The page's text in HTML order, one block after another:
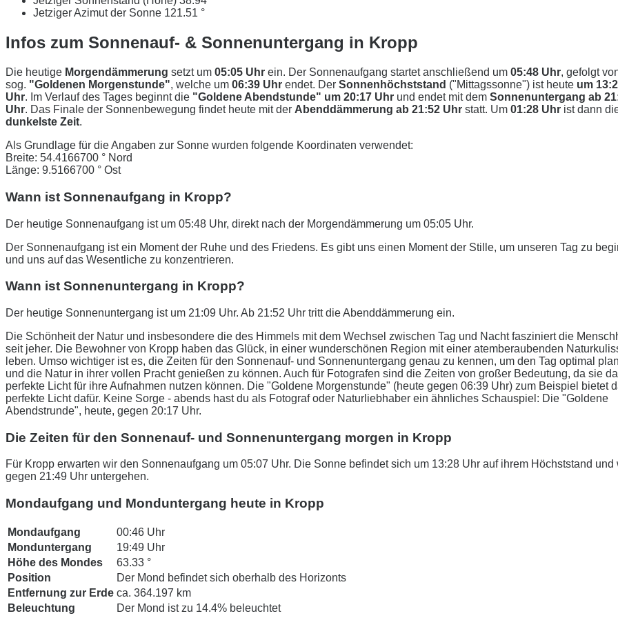
Jetziger Azimut der Sonne 121.51 °
Infos zum Sonnenauf- & Sonnenuntergang in Kropp
Die heutige Morgendämmerung setzt um 05:05 Uhr ein. Der Sonnenaufgang startet anschließend um 05:48 Uhr, gefolgt
sog. "Goldenen Morgenstunde", welche um 06:39 Uhr endet. Der Sonnenhöchststand ("Mittagssonne") ist heute um
Uhr. Im Verlauf des Tages beginnt die "Goldene Abendstunde" um 20:17 Uhr und endet mit dem Sonnenuntergang ab
Uhr. Das Finale der Sonnenbewegung findet heute mit der Abenddämmerung ab 21:52 Uhr statt. Um 01:28 Uhr ist dann
dunkelste Zeit.
Als Grundlage für die Angaben zur Sonne wurden folgende Koordinaten verwendet:
Breite: 54.4166700 ° Nord
Länge: 9.5166700 ° Ost
Wann ist Sonnenaufgang in Kropp?
Der heutige Sonnenaufgang ist um 05:48 Uhr, direkt nach der Morgendämmerung um 05:05 Uhr.
Der Sonnenaufgang ist ein Moment der Ruhe und des Friedens. Es gibt uns einen Moment der Stille, um unseren Tag zu
und uns auf das Wesentliche zu konzentrieren.
Wann ist Sonnenuntergang in Kropp?
Der heutige Sonnenuntergang ist um 21:09 Uhr. Ab 21:52 Uhr tritt die Abenddämmerung ein.
Die Schönheit der Natur und insbesondere die des Himmels mit dem Wechsel zwischen Tag und Nacht fasziniert die
seit jeher. Die Bewohner von Kropp haben das Glück, in einer wunderschönen Region mit einer atemberaubenden
leben. Umso wichtiger ist es, die Zeiten für den Sonnenauf- und Sonnenuntergang genau zu kennen, um den Tag optimal
und die Natur in ihrer vollen Pracht genießen zu können. Auch für Fotografen sind die Zeiten von großer Bedeutung, da sie
perfekte Licht für ihre Aufnahmen nutzen können. Die "Goldene Morgenstunde" (heute gegen 06:39 Uhr) zum Beispiel bietet
perfekte Licht dafür. Keine Sorge - abends hast du als Fotograf oder Naturliebhaber ein ähnliches Schauspiel: Die "Goldene
Abendstrunde", heute, gegen 20:17 Uhr.
Die Zeiten für den Sonnenauf- und Sonnenuntergang morgen in Kropp
Für Kropp erwarten wir den Sonnenaufgang um 05:07 Uhr. Die Sonne befindet sich um 13:28 Uhr auf ihrem Höchststand und
gegen 21:49 Uhr untergehen.
Mondaufgang und Monduntergang heute in Kropp
Mondaufgang
00:46 Uhr
Monduntergang
19:49 Uhr
Höhe des Mondes
63.33 °
Position
Der Mond befindet sich oberhalb des Horizonts
Entfernung zur Erde ca. 364.197 km
Beleuchtung
Der Mond ist zu 14.4% beleuchtet